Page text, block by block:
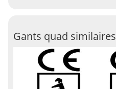
Gants quad similaires